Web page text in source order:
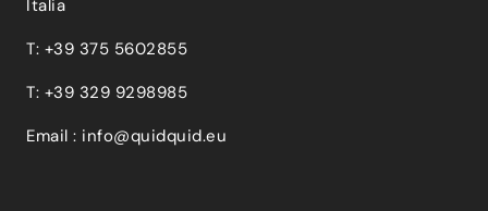
Italia
T: +39 375 5602855
T: +39 329 9298985
Email : info@quidquid.eu